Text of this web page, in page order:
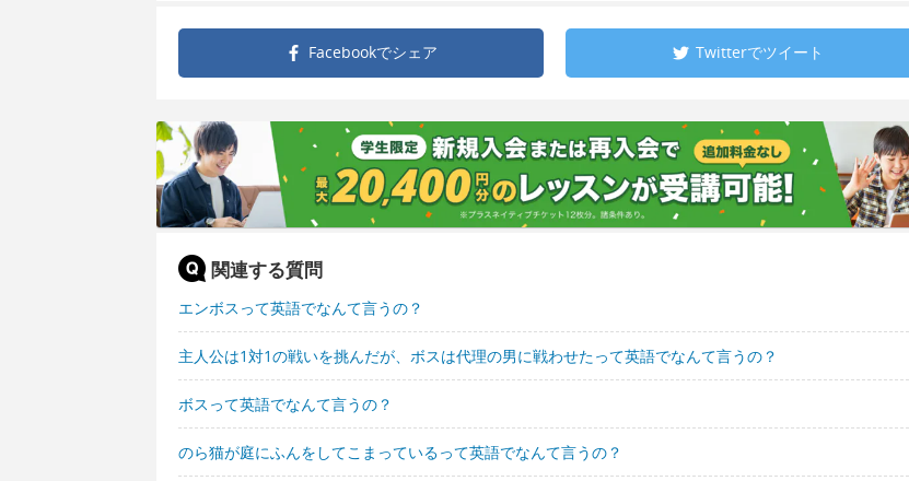
Facebookでシェア Twitterでツイート
関連する質問
エンボスって英語でなんて言うの？
主人公は1対1の戦いを挑んだが、ボスは代理の男に戦わせたって英語でなんて言うの？
ボスって英語でなんて言うの？
のら猫が庭にふんをしてこまっているって英語でなんて言うの？